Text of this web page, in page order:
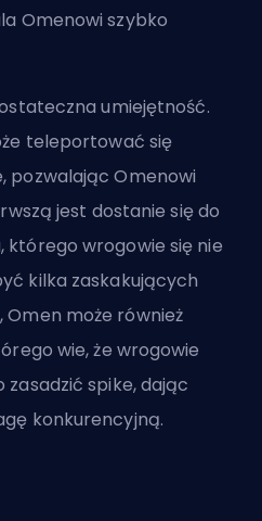
Omenowi szybko
umiejętność.
teleportować się
pozwalając Omenowi
jest dostanie się do
którego wrogowie się nie
kilka zaskakujących
może również
wie, że wrogowie
zasadzić spike, dając
konkurencyjną.